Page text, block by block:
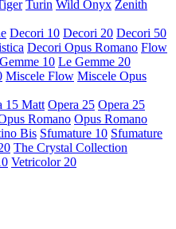
Turin Wild Onyx Zenith
Decori 10 Decori 20 Decori 50
Decori Opus Romano Flow
10 Le Gemme 20
Miscele Flow Miscele Opus
15 Matt Opera 25 Opera 25
Romano Opus Romano
Bis Sfumature 10 Sfumature
The Crystal Collection
Vetricolor 20